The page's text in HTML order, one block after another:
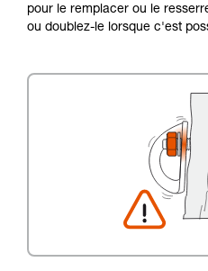
pour le remplacer ou le
ou doublez-le lorsque c'est